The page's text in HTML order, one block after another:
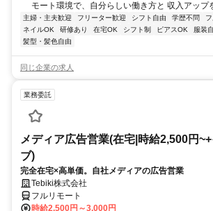
モート環境で、自分らしい働き方と 収入アップ
主婦・主夫歓迎 フリーター歓迎 シフト自由 学歴不問
ネイルOK
研修あり 在宅OK シフト制 ピアスOK 服装
髪型・髪色自由
同じ企業の求人
業務委託
メディア広告営業(在宅|時給2,500円
ブ)
完全在宅×高単価。自社メディアの広告営業
Tebiki株式会社
フルリモート
時給2,500円～3,000円